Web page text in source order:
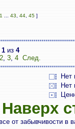
1 43 44 45 ]
1 из 4
2, 3, 4 След.
Нет
Нет
Наверх
от забывчивости